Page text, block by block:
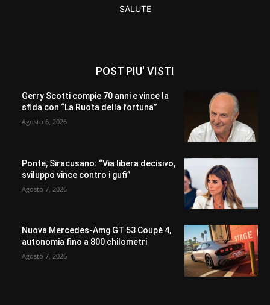
SALUTE
POST PIU' VISTI
Gerry Scotti compie 70 anni e vince la
sfida con “La Ruota della fortuna”
Agosto 6, 2026
Ponte, Siracusano: “Via libera decisivo,
sviluppo vince contro i gufi”
Agosto 7, 2026
Nuova Mercedes-Amg GT 53 Coupè 4,
autonomia fino a 800 chilometri
Agosto 7, 2026